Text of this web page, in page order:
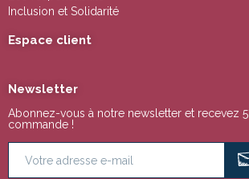
Inclusion et Solidarité
Espace client
Newsletter
Abonnez-vous à notre newsletter et recevez
commande !